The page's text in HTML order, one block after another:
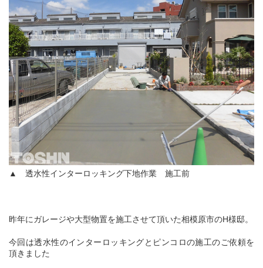
▲ 透水性インターロッキング下地作業 施工前
昨年にガレージや大型物置を施工させて頂いた相模原市のH様邸。
今回は透水性のインターロッキングとピンコロの施工のご依頼を
頂きました